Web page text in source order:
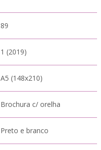
89
1 (2019)
A5 (148x210)
Brochura c/ orelha
Preto e branco